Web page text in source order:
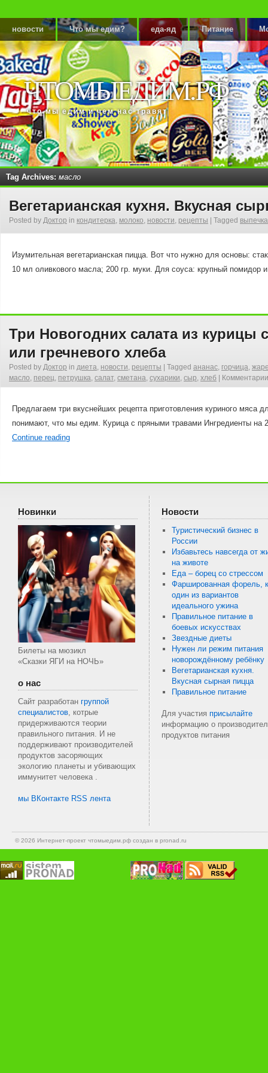
новости Что мы едим? еда-яд Питание
ЧТОМЫЕДИМ.РФ
что мы едим и чем нас травят
Tag Archives: масло
Вегетарианская кухня. Вкусная
Posted by Доктор in кондитерка, молоко, новости, рецепты Tagged выпечка
Изумительная вегетарианская пицца. Вот что нужно для основы:
10 мл оливкового масла; 200 гр. муки. Для соуса: крупный помидор
Три Новогодних салата из курицы
или гречневого хлеба
Posted by Доктор in диета, новости, рецепты Tagged ананас, горчица,
масло, перец, петрушка, салат, сметана, сухарики, сыр, хлеб Комментарии
Предлагаем три вкуснейших рецепта приготовления куриного
понимают, что мы едим. Курица с пряными травами Ингредиенты
Continue reading
Новинки
Билеты на мюзикл
«Сказки ЯГИ на НОЧЬ»
о нас
Сайт разработан группой
специалистов, котрые
придерживаются теории
правильного питания. И не
поддерживают производителей
продуктов засоряющих
экологию планеты и убивающих
иммунитет человека .
мы ВКонтакте RSS лента
Новости
Туристический бизнес в
России
Избавьтесь навсегда от
на животе
Еда – борец со стрессом
Фаршированная форель,
один из вариантов
идеального ужина
Правильное питание в
боевых искусствах
Звездные диеты
Нужен ли режим питания
новорождённому ребёнку
Вегетарианская кухня.
Вкусная сырная пицца
Правильное питание
Для участия присылайте
информацию о
продуктов питания
© 2026 Интернет-проект чтомыедим.рф создан в pronad.ru